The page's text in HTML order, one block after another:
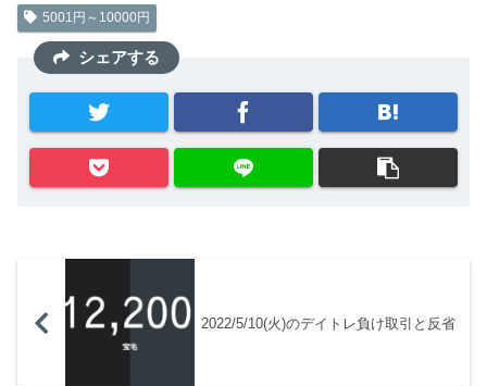
5001円～10000円
シェアする
2022/5/10(火)のデイトレ負け取引と反省